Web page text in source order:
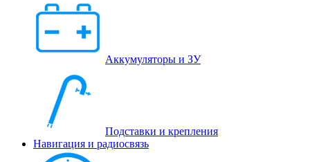
Аккумуляторы и ЗУ
Подставки и крепления
Навигация и радиосвязь